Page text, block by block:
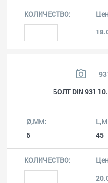
БОЛТ DIN 931
6 45